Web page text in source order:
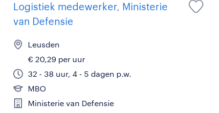
Logistiek medewerker, Ministerie
van Defensie
Leusden
€ 20,29 per uur
32 - 38 uur, 4 - 5 dagen p.w.
MBO
Ministerie van Defensie